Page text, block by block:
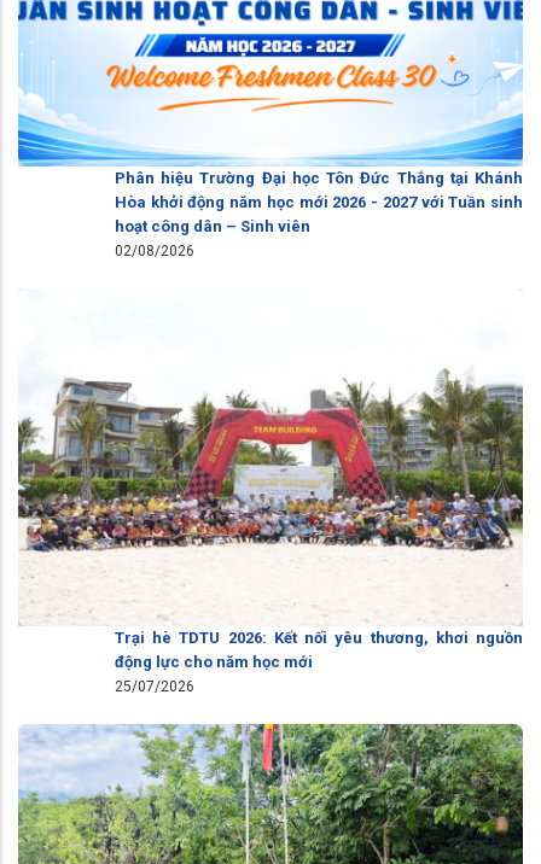
Phân hiệu Trường Đại học Tôn Đức Thắng tại Khánh
Hòa khởi động năm học mới 2026 - 2027 với Tuần sinh
hoạt công dân – Sinh viên
02/08/2026
Trại hè TDTU 2026: Kết nối yêu thương, khơi nguồn
động lực cho năm học mới
25/07/2026